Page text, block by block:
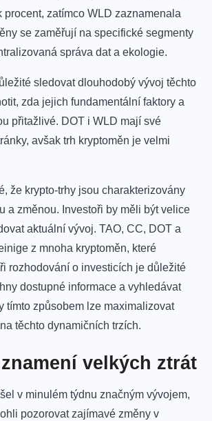
procent, zatímco WLD zaznamenala
se ‌zaměřují‌ na specifické segmenty
⁤správa ⁤dat ⁣a ekologie.
sledovat dlouhodobý vývoj těchto
‌zda⁢ jejich ​fundamentální faktory a
přitažlivé. DOT‌ i WLD‍ mají své
avšak⁢ trh kryptoměn‍ je ⁤velmi
že krypto-trhy jsou charakterizovány
a změnou. Investoři by měli být ⁢velice
⁢aktuální vývoj. TAO, CC, ​DOT a
z‌ mnoha kryptoměn, které⁢
rozhodování o ⁢investicích je⁤ důležité
dostupné ⁤informace a vyhledávat
⁢tímto způsobem lze maximalizovat
těchto ⁤dynamičních trzích.
velkých ztrát
v ⁢minulém týdnu značným‌ vývojem,‌
‍pozorovat zajímavé ⁢změny v